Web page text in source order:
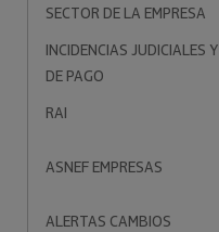
SECTOR DE LA EMPRESA
INCIDENCIAS JUDICIALES Y
DE PAGO
RAI
ASNEF EMPRESAS
ALERTAS CAMBIOS